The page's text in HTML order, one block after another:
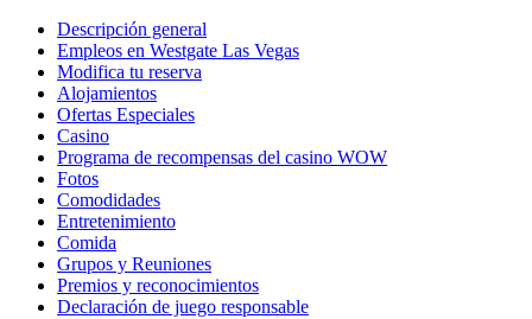
Descripción general
Empleos en Westgate Las Vegas
Modifica tu reserva
Alojamientos
Ofertas Especiales
Casino
Programa de recompensas del casino WOW
Fotos
Comodidades
Entretenimiento
Comida
Grupos y Reuniones
Premios y reconocimientos
Declaración de juego responsable